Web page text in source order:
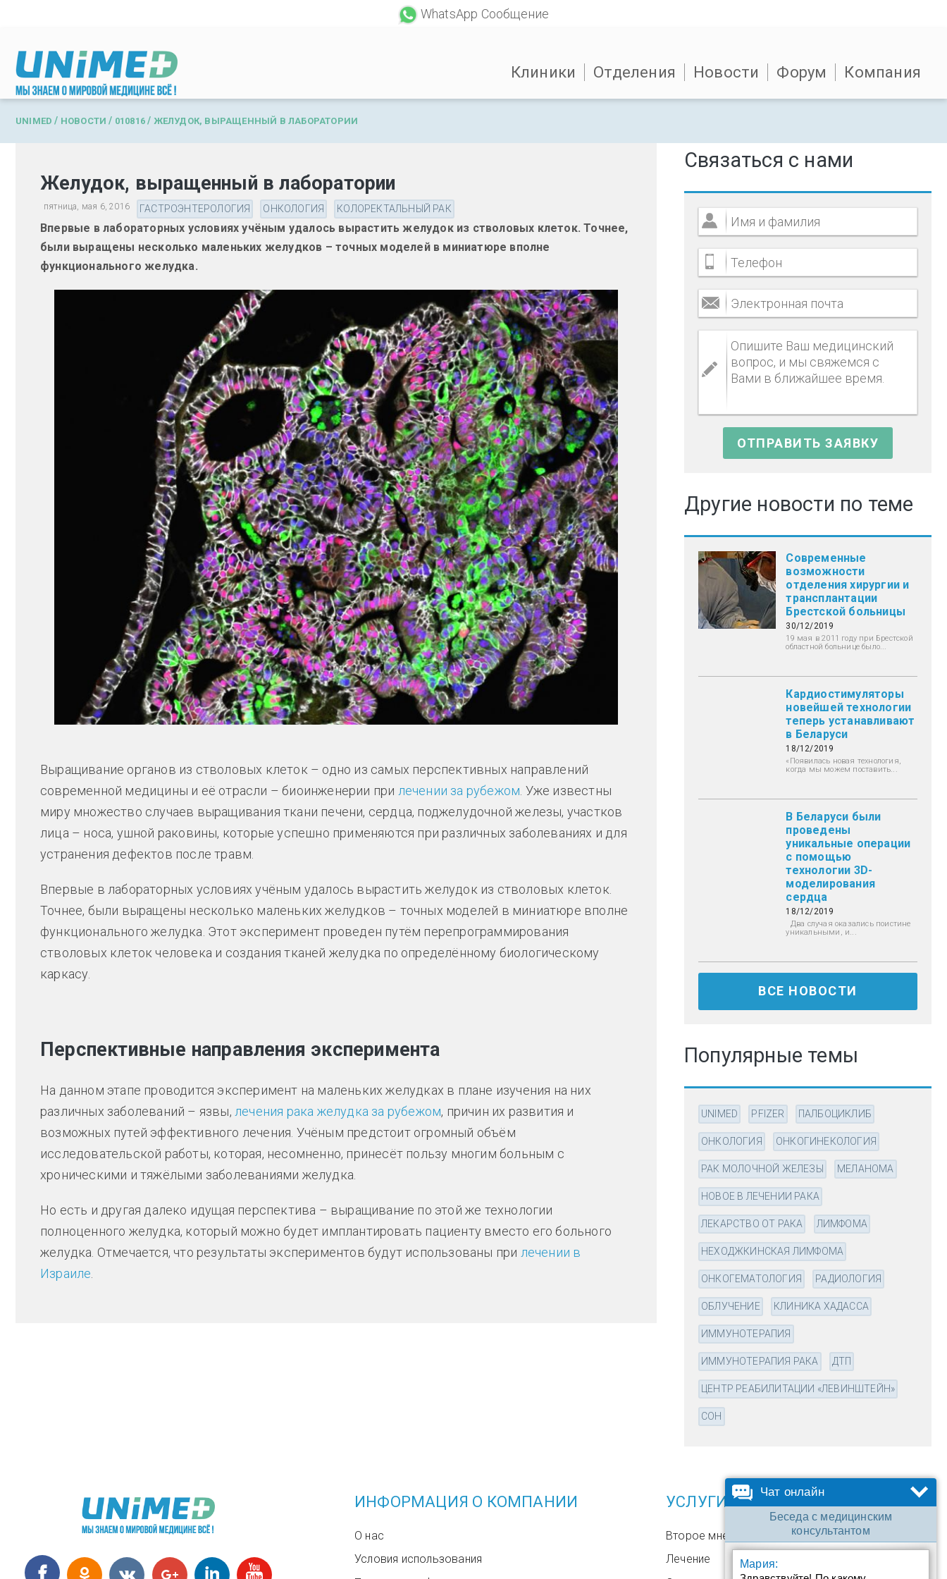
WhatsApp Сообщение
Клиники Отделения Новости Форум Компания
UNIMED / НОВОСТИ / 010816 / ЖЕЛУДОК, ВЫРАЩЕННЫЙ В ЛАБОРАТОРИИ
Желудок, выращенный в лаборатории
пятница, мая 6, 2016 ГАСТРОЭНТЕРОЛОГИЯ ОНКОЛОГИЯ КОЛОРЕКТАЛЬНЫЙ РАК
Впервые в лабораторных условиях учёным удалось вырастить желудок из стволовых клеток. Точнее,
были выращены несколько маленьких желудков – точных моделей в миниатюре вполне
функционального желудка.
Выращивание органов из стволовых клеток – одно из самых перспективных направлений
современной медицины и её отрасли – биоинженерии при лечении за рубежом . Уже известны
миру множество случаев выращивания ткани печени, сердца, поджелудочной железы, участков
лица – носа, ушной раковины, которые успешно применяются при различных заболеваниях и для
устранения дефектов после травм.
Впервые в лабораторных условиях учёным удалось вырастить желудок из стволовых клеток.
Точнее, были выращены несколько маленьких желудков – точных моделей в миниатюре вполне
функционального желудка. Этот эксперимент проведен путём перепрограммирования
стволовых клеток человека и создания тканей желудка по определённому биологическому
каркасу.
Перспективные направления эксперимента
На данном этапе проводится эксперимент на маленьких желудках в плане изучения на них
различных заболеваний – язвы, лечения рака желудка за рубежом, причин их развития и
возможных путей эффективного лечения. Учёным предстоит огромный объём
исследовательской работы, которая, несомненно, принесёт пользу многим больным с
хроническими и тяжёлыми заболеваниями желудка.
Но есть и другая далеко идущая перспектива – выращивание по этой же технологии
полноценного желудка, который можно будет имплантировать пациенту вместо его больного
желудка. Отмечается, что результаты экспериментов будут использованы при лечении в
Израиле
Связаться с нами
Другие новости по теме
Современные
возможности
отделения хирургии и
трансплантации
Брестской больницы
30/12/2019
19 мая в 2011 году при Брестской
областной больнице было...
Кардиостимуляторы
новейшей технологии
теперь устанавливают
в Беларуси
18/12/2019
«Появилась новая технология,
когда мы можем поставить...
В Беларуси были
проведены
уникальные операции
с помощью
технологии 3D-
моделирования
сердца
18/12/2019
Два случая оказались поистине
уникальными, и...
ВСЕ НОВОСТИ
Популярные темы
UNIMED PFIZER ПАЛБОЦИКЛИБ
ОНКОЛОГИЯ ОНКОГИНЕКОЛОГИЯ
РАК МОЛОЧНОЙ ЖЕЛЕЗЫ МЕЛАНОМА
НОВОЕ В ЛЕЧЕНИИ РАКА
ЛЕКАРСТВО ОТ РАКА ЛИМФОМА
НЕХОДЖКИНСКАЯ ЛИМФОМА
ОНКОГЕМАТОЛОГИЯ РАДИОЛОГИЯ
ОБЛУЧЕНИЕ КЛИНИКА ХАДАССА
ИММУНОТЕРАПИЯ
ИММУНОТЕРАПИЯ РАКА ДТП
ЦЕНТР РЕАБИЛИТАЦИИ «ЛЕВИНШТЕЙН»
СОН
УСЛУГИ
Второе мнение
Лечение
ИНФОРМАЦИЯ О КОМПАНИИ
О нас
Условия использования
Чат онлайн
Беседа с медицинским
консультантом
Мария: